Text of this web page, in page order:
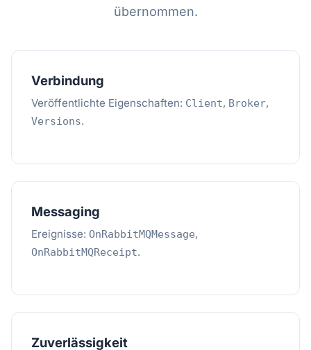
übernommen.
Verbindung
Veröffentlichte Eigenschaften: Client, Broker,
Versions.
Messaging
Ereignisse: OnRabbitMQMessage,
OnRabbitMQReceipt.
Zuverlässigkeit